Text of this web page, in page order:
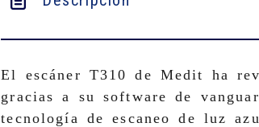
El escáner T310 de Medit ha
gracias a su software de
tecnología de escaneo de luz